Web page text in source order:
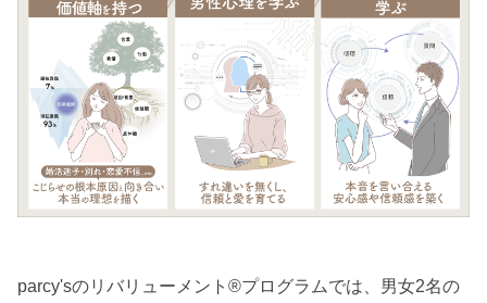
parcy'sのリバリューメント®︎プログラムでは、男女2名の